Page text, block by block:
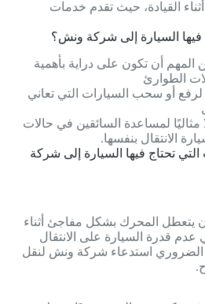
القيادة، حيث تقدم خدمات
فيها السيارة إلى شركة ونش؟
المهم أن تكون على دراية بأهمية
الطوارئ
أو سحب السيارات التي تعاني
لمساعدة السائقين في حالات
الانتقال بنفسها.
تحتاج فيها السيارة إلى شركة
يتعطل المحرك بشكل مفاجئ أثناء
عدم قدرة السيارة على الانتقال
الضروري استدعاء شركة ونش لنقل